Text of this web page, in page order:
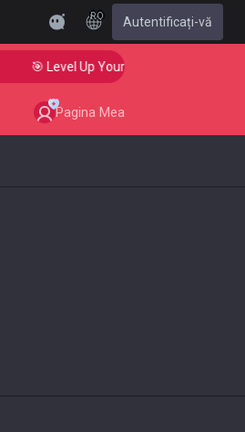
RO Autentificați-vă
🎯 Level Up Your Aim to Radiant Status!
Pagina Mea